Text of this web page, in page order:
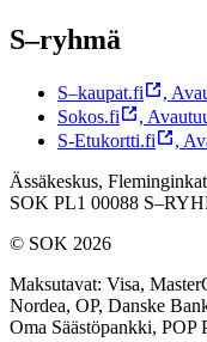
S–ryhmä
S–kaupat.fi ,
Sokos.fi
,
S-Etukortti.fi
,
Ässäkeskus,
SOK PL1 00088
© SOK 2026
Maksutavat: Visa,
Nordea, OP, Danske
Oma Säästöpankki, POP